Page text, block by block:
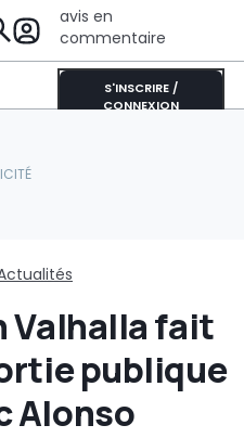
avis en
commentaire
S'INSCRIRE /
CONNEXION
Valhalla fait
publique
Alonso